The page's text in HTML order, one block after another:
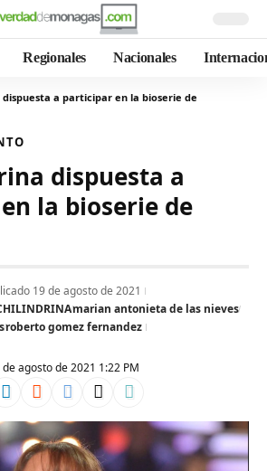
Regionales Nacionales
dispuesta a participar en la bioserie de
dispuesta a
la bioserie de
agosto de 2021 1:22 PM
19 de agosto de 2021
marian antonieta de las nieves
roberto gomez fernandez